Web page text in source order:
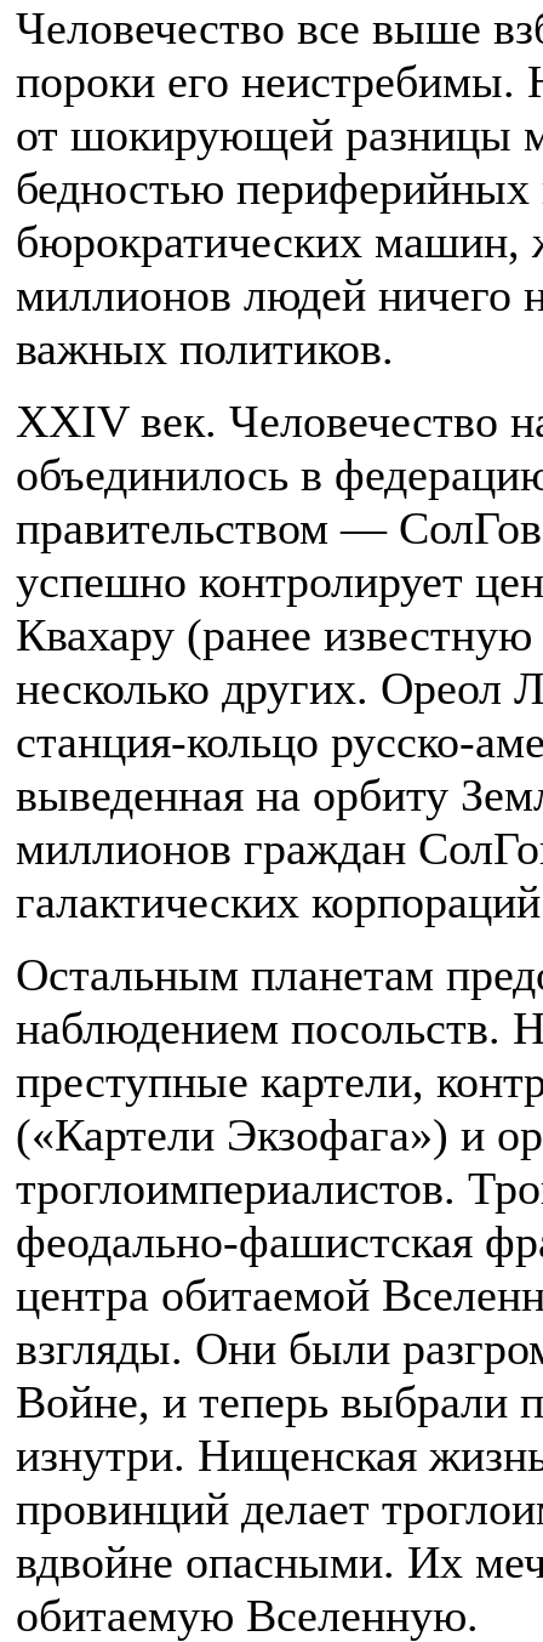
Человечество все выше
пороки его неистребимы.
от шокирующей разницы
бедностью периферийных
бюрократических
миллионов людей ничего
важных политиков.
XXIV век. Человечество
объединилось в
правительством —
успешно контролирует
Квахару (ранее
несколько других. Ореол
станция-кольцо русско-
выведенная на орбиту
миллионов граждан
галактических
Остальным планетам
наблюдением посольств.
преступные картели,
(«Картели Экзофага») и
троглоимпериалистов.
феодально-фашистская
центра обитаемой
взгляды. Они были
Войне, и теперь выбрали
изнутри. Нищенская
провинций делает
вдвойне опасными. Их
обитаемую Вселенную.